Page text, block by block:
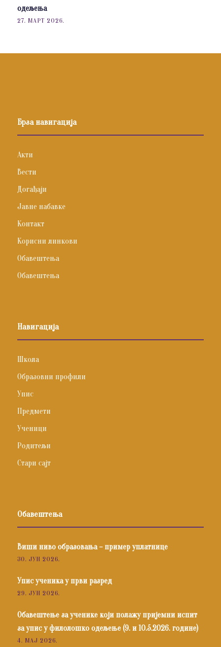
одељења
27. МАРТ 2026.
Брза навигација
Акти
Вести
Догађаји
Јавне набавке
Контакт
Корисни линкови
Обавештења
Обавештења
Навигација
Школа
Образовни профили
Упис
Предмети
Ученици
Родитељи
Стари сајт
Обавештења
Виши ниво образовања – пример уплатнице
30. ЈУН 2026.
Упис ученика у први разред
29. ЈУН 2026.
Обавештење за ученике који полажу пријемни испит
за упис у филолошко одељење (9. и 10.5.2026. године)
4. МАЈ 2026.